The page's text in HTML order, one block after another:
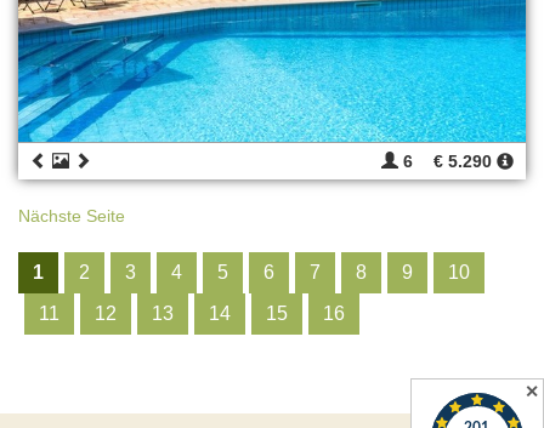
6 € 5.290
Nächste Seite
1 2 3 4 5 6 7 8 9
10
11
12 13 14 15 16
✕